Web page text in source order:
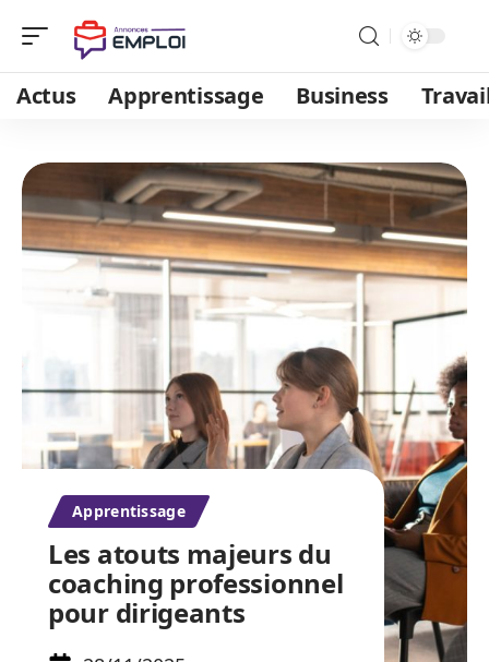
Actus Apprentissage Business
Apprentissage
Les atouts majeurs du
coaching professionnel
pour dirigeants